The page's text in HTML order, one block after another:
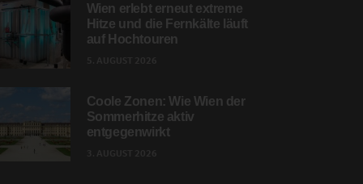
Wien erlebt erneut extreme
Hitze und die Fernkälte läuft
auf Hochtouren
Coole Zonen: Wie Wien der
Sommerhitze aktiv
entgegenwirkt